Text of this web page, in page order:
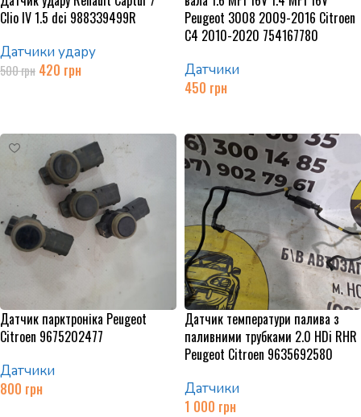
Clio IV 1.5 dci 988339499R
Датчики удару
500грн 420 грн
Peugeot 3008 2009-2016 Citroen
C4 2010-2020 754167780
Датчики
450 грн
Датчик парктроніка Peugeot
Citroen 9675202477
Датчики
800 грн
Датчик температури палива з
паливними трубками 2.0 HDi RHR
Peugeot Citroen 9635692580
Датчики
1 000 грн